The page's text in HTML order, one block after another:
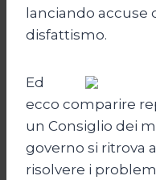
lanciando accuse
disfattismo.
Ed
ecco comparire
un Consiglio dei
governo si ritrova
risolvere i